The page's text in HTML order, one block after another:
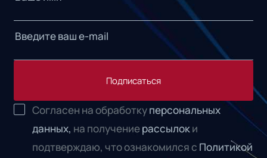
Подписаться
Согласен на обработкуперсональных
данных, на получениерассылоки
подтверждаю, что ознакомился с Политикой